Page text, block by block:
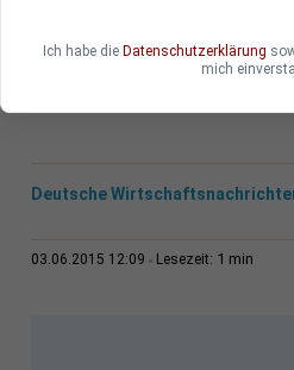
Angeboten es es nicht
Deutsche
03.06.2015 12:09 Lesezeit: 1 min
Ich habe die Datenschutzerklärung
mich